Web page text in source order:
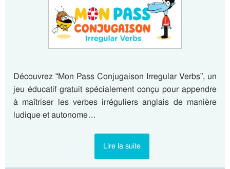
Découvrez “Mon Pass Conjugaison Irregular Verbs”, un
jeu éducatif gratuit spécialement conçu pour appendre
à maîtriser les verbes irréguliers anglais de manière
ludique et autonome…
Lire la suite